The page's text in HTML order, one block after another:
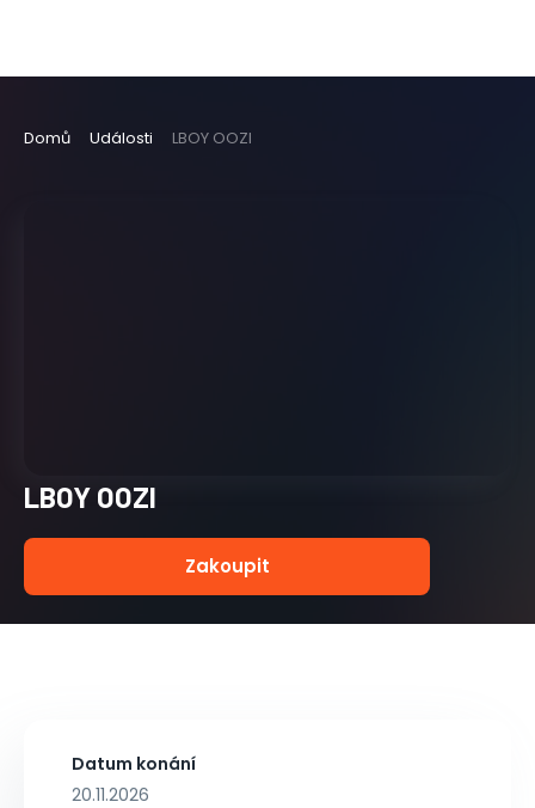
Domů Události LBOY OOZI
LBOY OOZI
Zakoupit
Datum konání
20.11.2026